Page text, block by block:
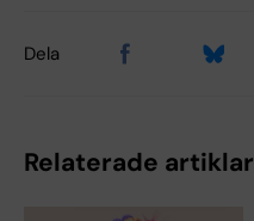
Dela
Relaterade artiklar